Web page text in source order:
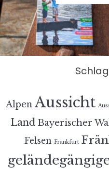
Alpen Aussicht
Land Bayerischer
Felsen Frankfurt